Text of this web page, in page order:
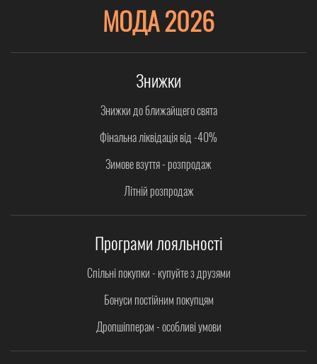
МОДА 2026
Знижки
Знижки до ближайщего свята
Фінальна ліквідація від -40%
Зимове взуття - розпродаж
Літній розпродаж
Програми лояльності
Спільні покупки - купуйте з друзями
Бонуси постійним покупцям
Дропшіпперам - особливі умови